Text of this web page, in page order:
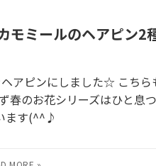
ミールのヘアピン2
アピンにしました☆ こち
春のお花シリーズはひと息
ます(^^♪